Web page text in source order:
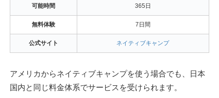
可能時間
365日
無料体験 7日間
公式サイト ネイティブキャンプ
アメリカからネイティブキャンプを使う場合でも、日本
国内と同じ料金体系でサービスを受けられます。